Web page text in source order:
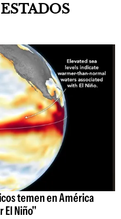
temen en América
El Niño"